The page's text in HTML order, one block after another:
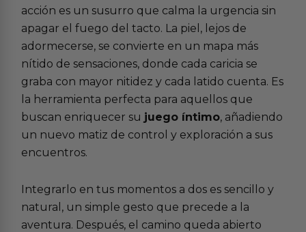
acción es un susurro que calma la urgencia sin
apagar el fuego del tacto. La piel, lejos de
adormecerse, se convierte en un mapa más
nítido de sensaciones, donde cada caricia se
graba con mayor nitidez y cada latido cuenta. Es
la herramienta perfecta para aquellos que
buscan enriquecer su juego íntimo, añadiendo
un nuevo matiz de control y exploración a sus
encuentros.
Integrarlo en tus momentos a dos es sencillo y
natural, un simple gesto que precede a la
aventura. Después, el camino queda abierto